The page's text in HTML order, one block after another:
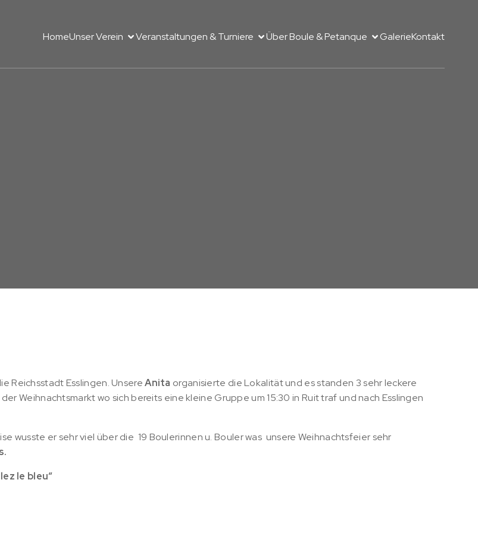
HomeUnser Verein Veranstaltungen & Turniere Über Boule & Petanque GalerieKontakt
Reichsstadt Esslingen. UnsereAnita organisierte die Lokalität und es standen 3 sehr leckere
Weihnachtsmarkt wo sich bereits eine kleine Gruppe um 15:30 in Ruit traf und nach Esslingen
wusste er sehr viel über die 19 Boulerinnen u. Bouler was unsere Weihnachtsfeier sehr
le bleu“